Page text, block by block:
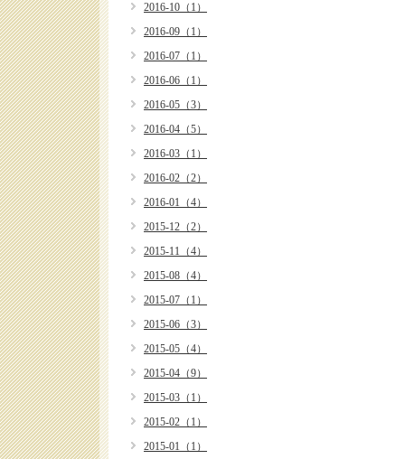
2016-10（1）
2016-09（1）
2016-07（1）
2016-06（1）
2016-05（3）
2016-04（5）
2016-03（1）
2016-02（2）
2016-01（4）
2015-12（2）
2015-11（4）
2015-08（4）
2015-07（1）
2015-06（3）
2015-05（4）
2015-04（9）
2015-03（1）
2015-02（1）
2015-01（1）